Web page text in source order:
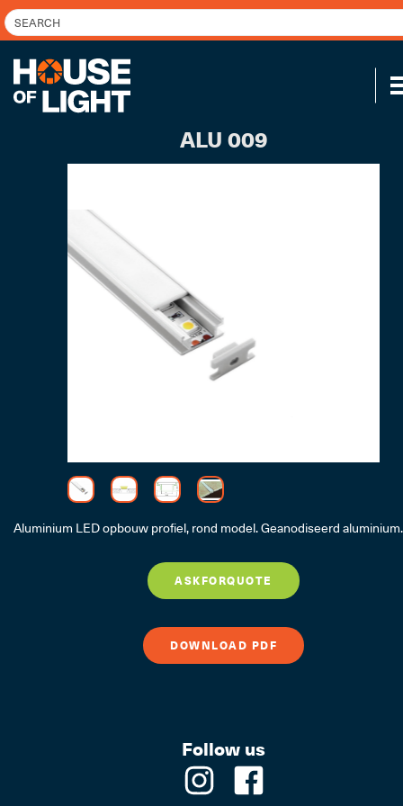
ALU 009
Aluminium LED opbouw profiel, rond model. Geanodiseerd aluminium.
ASKFORQUOTE
DOWNLOAD PDF
Follow us